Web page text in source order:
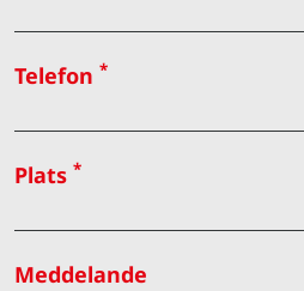
Telefon *
Plats *
Meddelande